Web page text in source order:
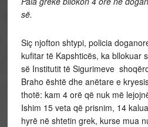
së.
Siç njofton shtypi, policia
kufitar të Kapshticës, ka bllokuar
së Institutit të Sigurimeve
Braho është dhe anëtare e
thotë: kam 4 orë që nuk më
Ishim 15 veta që prisnim, 14
hyrë në shtetin grek, kurse mua